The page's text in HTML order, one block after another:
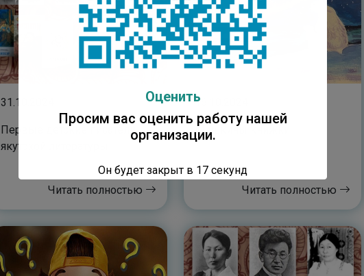
31.10.2024
Первые детские писатели
якутской литературы
Читать полностью
16.10.2024
Мишкины книжки
Читать полностью
Оценить
Просим вас оценить работу нашей
организации.
Он будет закрыт в 16 секунд